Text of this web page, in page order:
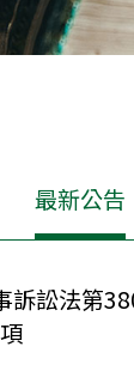
最新公告
訴訟法第